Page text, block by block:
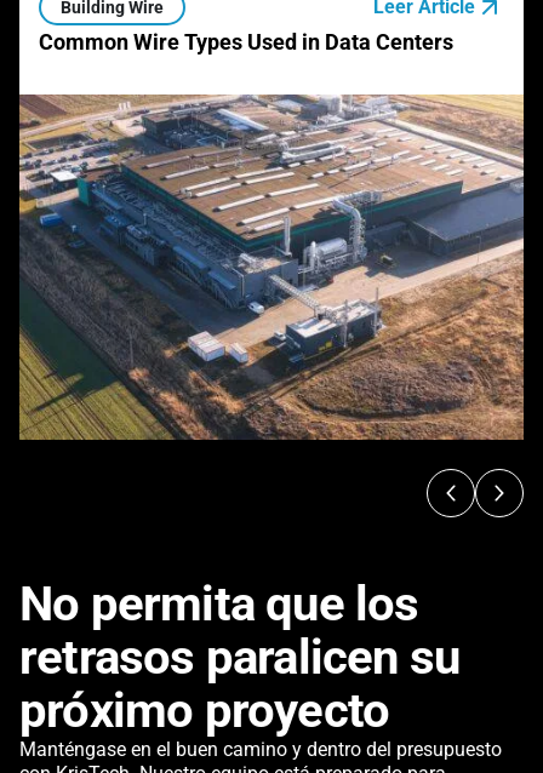
Building Wire Leer Article
Common Wire Types Used in Data Centers
No permita que los
retrasos paralicen su
próximo proyecto
Manténgase en el buen camino y dentro del presupuesto